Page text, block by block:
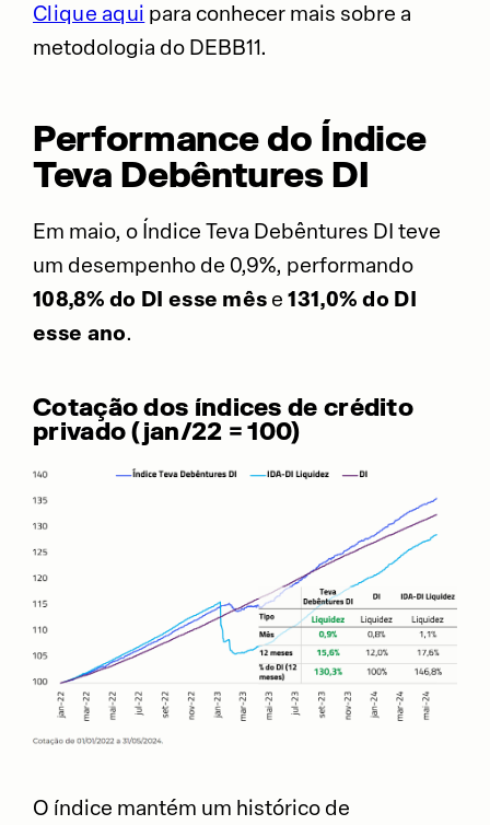
Clique aqui para conhecer mais sobre a
metodologia do DEBB11.
Performance do Índice
Teva Debêntures DI
Em maio, o Índice Teva Debêntures DI teve
um desempenho de 0,9%, performando
108,8% do DI esse mês e131,0% do DI
esse ano.
Cotação dos índices de crédito
privado (jan/22 = 100)
O índice mantém um histórico de